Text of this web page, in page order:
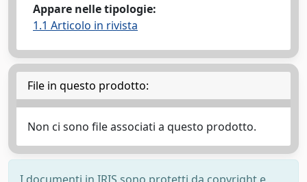
Appare nelle tipologie:
1.1 Articolo in rivista
File in questo prodotto:
Non ci sono file associati a questo prodotto.